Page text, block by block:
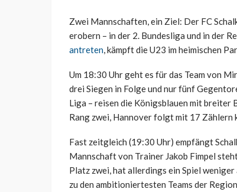
Zwei Mannschaften, ein Ziel: Der FC
erobern – in der 2. Bundesliga und in der
antreten, kämpft die U23 im heimischen
Um 18:30 Uhr geht es für das Team von
drei Siegen in Folge und nur fünf
Liga – reisen die Königsblauen mit
Rang zwei, Hannover folgt mit 17 Zählern
Fast zeitgleich (19:30 Uhr) empfängt
Mannschaft von Trainer Jakob Fimpel
Platz zwei, hat allerdings ein Spiel
zu den ambitioniertesten Teams der